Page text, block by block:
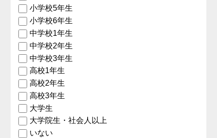
小学校5年生
小学校6年生
中学校1年生
中学校2年生
中学校3年生
高校1年生
高校2年生
高校3年生
大学生
大学院生・社会人以上
いない